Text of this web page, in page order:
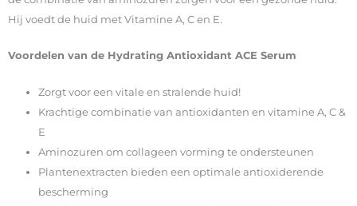
Hij voedt de huid met Vitamine A, C en E.
Voordelen van de Hydrating Antioxidant ACE Serum
Zorgt voor een vitale en stralende huid!
Krachtige combinatie van antioxidanten en vitamine A, C &
E
Aminozuren om collageen vorming te ondersteunen
Plantenextracten bieden een optimale antioxiderende
bescherming